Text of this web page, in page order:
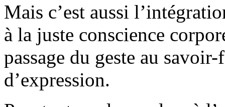
Mais c’est aussi
à la juste conscience
passage du geste au
d’expression.